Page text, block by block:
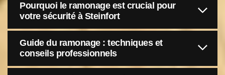
Pourquoi le ramonage est crucial pour
votre sécurité à Steinfort
Guide du ramonage : techniques et
conseils professionnels